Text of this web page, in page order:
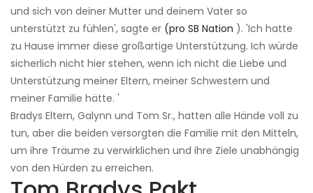
und sich von deiner Mutter und deinem Vater so
unterstützt zu fühlen', sagte er (pro SB Nation ). 'Ich hatte
zu Hause immer diese großartige Unterstützung. Ich würde
sicherlich nicht hier stehen, wenn ich nicht die Liebe und
Unterstützung meiner Eltern, meiner Schwestern und
meiner Familie hätte. '
Bradys Eltern, Galynn und Tom Sr., hatten alle Hände voll zu
tun, aber die beiden versorgten die Familie mit den Mitteln,
um ihre Träume zu verwirklichen und ihre Ziele unabhängig
von den Hürden zu erreichen.